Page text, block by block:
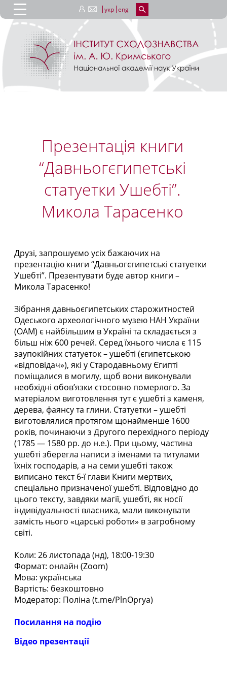
укр eng
Презентація книги
“Давньогєгипетські
статуетки Ушебті”.
Микола Тарасенко
Друзі, запрошуємо усіх бажаючих на
презентацію книги “Давньогєгипетські статуетки
Ушебті”. Презентувати буде автор книги –
Микола Тарасенко!
Зібрання давньоєгипетських старожитностей
Одеського археологічного музею НАН України
(ОАМ) є найбільшим в Україні та складається з
більш ніж 600 речей. Серед їхнього числа є 115
заупокійних статуеток – ушебті (єгипетською
«відповідач»), які у Стародавньому Єгипті
поміщалися в могилу, щоб вони виконували
необхідні обов’язки стосовно померлого. За
матеріалом виготовлення тут є ушебті з каменя,
дерева, фаянсу та глини. Статуетки – ушебті
виготовлялися протягом щонайменше 1600
років, починаючи з Другого перехідного періоду
(1785 — 1580 рр. до н.е.). При цьому, частина
ушебті зберегла написи з іменами та титулами
їхніх господарів, а на семи ушебті також
виписано текст 6-ї глави Книги мертвих,
спеціально призначеної ушебті. Відповідно до
цього тексту, завдяки магії, ушебті, як носії
індивідуальності власника, мали виконувати
замість нього «царські роботи» в загробному
світі.
Коли: 26 листопада (нд), 18:00-19:30
Формат: онлайн (Zoom)
Мова: українська
Вартість: безкоштовно
Модератор: Поліна (t.me/PlnOprya)
Посилання на подію
Відео презентації